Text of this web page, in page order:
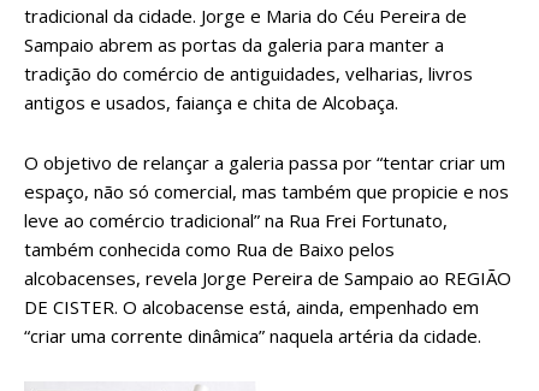
tradicional da cidade. Jorge e Maria do Céu Pereira de
Sampaio abrem as portas da galeria para manter a
tradição do comércio de antiguidades, velharias, livros
antigos e usados, faiança e chita de Alcobaça.
O objetivo de relançar a galeria passa por “tentar criar um
espaço, não só comercial, mas também que propicie e nos
leve ao comércio tradicional” na Rua Frei Fortunato,
também conhecida como Rua de Baixo pelos
alcobacenses, revela Jorge Pereira de Sampaio ao REGIÃO
DE CISTER. O alcobacense está, ainda, empenhado em
“criar uma corrente dinâmica” naquela artéria da cidade.